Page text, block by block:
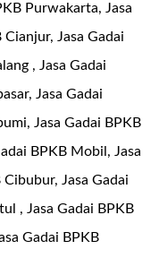
Purwakarta, Jasa
Jasa Gadai
, Jasa Gadai
Jasa Gadai
Jasa Gadai BPKB
BPKB Mobil, Jasa
Jasa Gadai
, Jasa Gadai BPKB
Gadai BPKB